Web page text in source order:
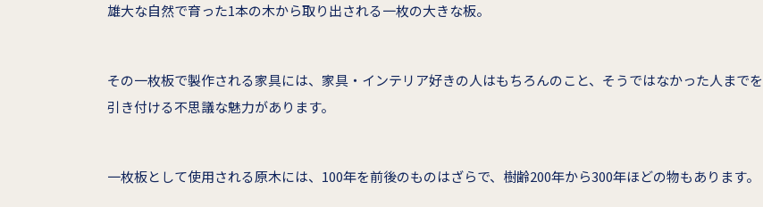
雄大な自然で育った1本の木から取り出される一枚の大きな板。
その一枚板で製作される家具には、家具・インテリア好きの人はもちろんのこと、そうではなかった人までを
引き付ける不思議な魅力があります。
一枚板として使用される原木には、100年を前後のものはざらで、樹齢200年から300年ほどの物もあります。